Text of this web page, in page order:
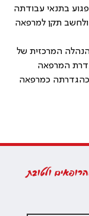
בתנאי עבודתה
תקן למרפאה
המרכזית של
המרפאה
כהגדרתה כמרפאה
ולטובת